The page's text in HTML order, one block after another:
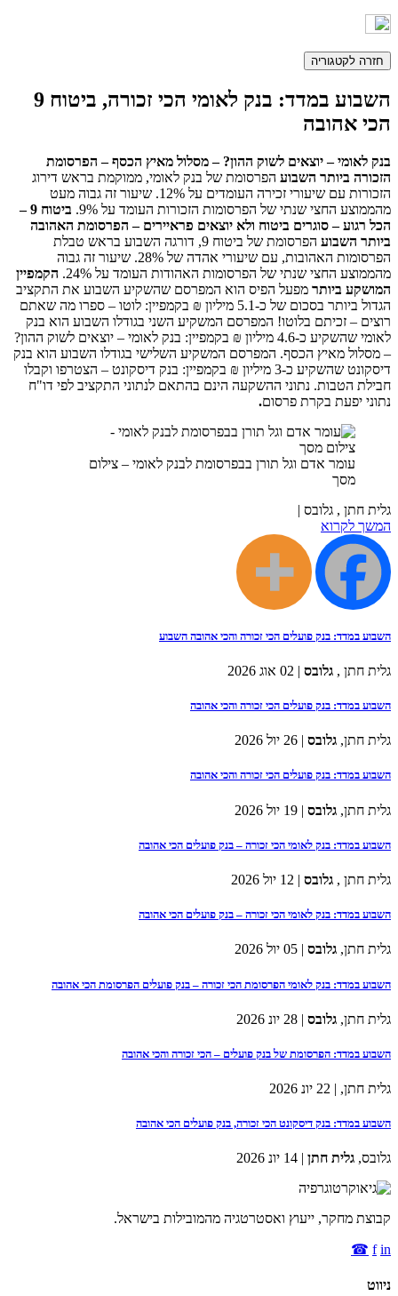
חזרה לקטגוריה
השבוע במדד: בנק לאומי הכי זכורה, ביטוח 9
הכי אהובה
בנק לאומי – יוצאים לשוק ההון? – מסלול מאיץ הכסף– הפרסומת
הזכורה ביותר השבוע הפרסומת של בנק לאומי, ממוקמת בראש דירוג
הזכורות עם שיעורי זכירה העומדים על 12%. שיעור זה גבוה מעט
מהממוצע החצי שנתי של הפרסומות הזכורות העומד על 9%.
ביטוח 9 –
הכל רגוע – סוגרים ביטוח ולא יוצאים פראיירים– הפרסומת האהובה
ביותר השבוע
הפרסומת של ביטוח 9, דורגה השבוע בראש טבלת
הפרסומות האהובות, עם שיעורי אהדה של 28%. שיעור זה גבוה
מהממוצע החצי שנתי של הפרסומות האהודות העומד על 24%.
הקמפיין
המושקע ביותר מפעל הפיס הוא המפרסם שהשקיע השבוע את התקציב
הגדול ביותר בסכום של כ-5.1 מיליון ₪ בקמפיין: לוטו – ספרו מה שאתם
רוצים – זכיתם בלוטו! המפרסם המשקיע השני בגודלו השבוע הוא בנק
לאומי שהשקיע כ-4.6 מיליון ₪ בקמפיין: בנק לאומי – יוצאים לשוק ההון?
– מסלול מאיץ הכסף. המפרסם המשקיע השלישי בגודלו השבוע הוא בנק
דיסקונט שהשקיע כ-3 מיליון ₪ בקמפיין: בנק דיסקונט – הצטרפו וקבלו
חבילת הטבות. נתוני ההשקעה הינם בהתאם לנתוני התקציב לפי דו"ח
נתוני יפעת בקרת פרסום.
עומר אדם וגל תורן בבפרסומת לבנק לאומי – צילום
מסך
גלית חתן , גלובס |
המשך לקרוא
השבוע במדד: בנק פועלים הכי זכורה והכי אהובה השבוע
גלית חתן , גלובס | 02 אוג 2026
השבוע במדד: בנק פועלים הכי זכורה והכי אהובה
גלית חתן, גלובס | 26 יול 2026
השבוע במדד: בנק פועלים הכי זכורה והכי אהובה
גלית חתן, גלובס | 19 יול 2026
השבוע במדד: בנק לאומי הכי זכורה – בנק פועלים הכי אהובה
גלית חתן , גלובס | 12 יול 2026
השבוע במדד: בנק לאומי הכי זכורה – בנק פועלים הכי אהובה
גלית חתן, גלובס | 05 יול 2026
השבוע במדד: בנק לאומי הפרסומת הכי זכורה – בנק פועלים הפרסומת הכי אהובה
גלית חתן, גלובס | 28 יונ 2026
השבוע במדד: הפרסומת של בנק פועלים – הכי זכורה והכי אהובה
גלית חתן, | 22 יונ 2026
השבוע במדד: בנק דיסקונט הכי זכורה, בנק פועלים הכי אהובה
גלובס, גלית חתן | 14 יונ 2026
קבוצת מחקר, ייעוץ ואסטרטגיה מהמובילות בישראל.
f in
☎
ניווט